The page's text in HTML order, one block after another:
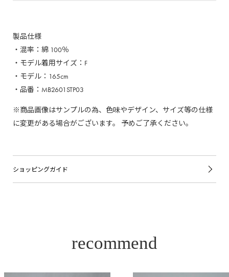
製品仕様
・混率：綿 100％
・モデル着用サイズ：F
・モデル：165cm
・品番：MB2601STP03
※商品画像はサンプルの為、色味やデザイン、サイズ等の仕様
に変更がある場合がございます。 予めご了承ください。
ショッピングガイド
recommend